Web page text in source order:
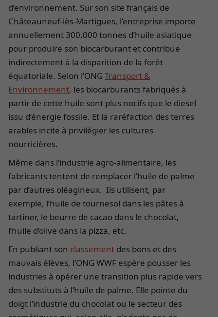
d’environnement. Sur son site français de
Châteauneuf-lès-Martigues, l’entreprise importe
annuellement 300.000 tonnes d’huile asiatique
pour produire son biocarburant et contribue
indirectement à la disparition de la forêt
équatoriale. Selon l’ONGTransport &
Environnement, les biocarburants fabriqués à
partir de cette huile sont plus nocifs que le diesel
issu d’énergie fossile. Et la raréfaction des terres
arables incite à privilégier les cultures
nourricières.
Même dans l’industrie agro-alimentaire, les
fabricants tentent de remplacer l’huile de palme
par d’autres oléagineux. Ils utilisent, par
exemple, l’huile de tournesol dans les pâtes à
tartiner, le beurre de cacao dans le chocolat,
l’huile d’olive dans la pizza, etc.
En publiant son classement des bons et des
mauvais élèves, l’ONG WWF espère pousser les
industries à opérer une transition plus rapide vers
des substituts à l’huile de palme. Elle pointe du
doigt l’industrie du chocolat ou le secteur des